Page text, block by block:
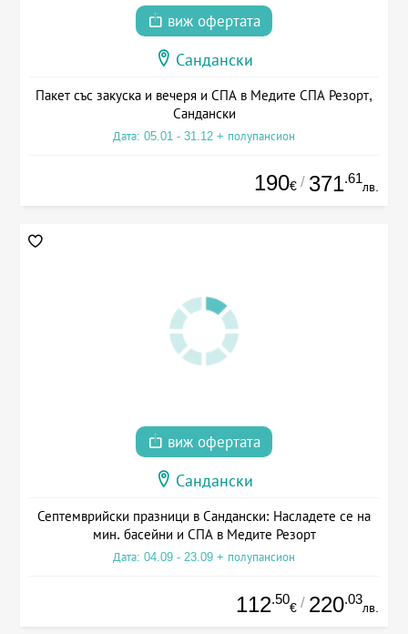
виж офертата
Сандански
Пакет със закуска и вечеря и СПА в Медите СПА Резорт,
Сандански
Дата: 05.01 - 31.12 + полупансион
190€ / 371.61
лв.
виж офертата
Сандански
Септемврийски празници в Сандански: Насладете се на
мин. басейни и СПА в Медите Резорт
Дата: 04.09 - 23.09 + полупансион
112.50
€ / 220.03
лв.